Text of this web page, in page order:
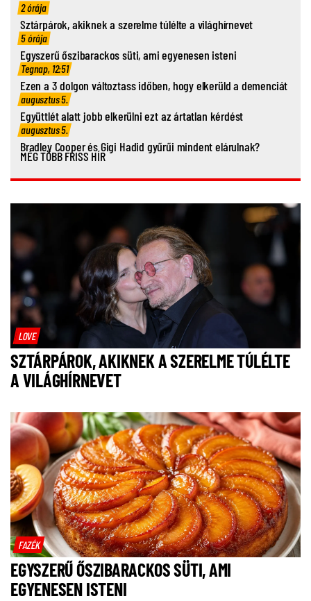
2 órája
Sztárpárok, akiknek a szerelme túlélte a világhírnevet
5 órája
Egyszerű őszibarackos süti, ami egyenesen isteni
Tegnap, 12:51
Ezen a 3 dolgon változtass időben, hogy elkerüld a demenciát
augusztus 5.
Együttlét alatt jobb elkerülni ezt az ártatlan kérdést
augusztus 5.
Bradley Cooper és Gigi Hadid gyűrűi mindent elárulnak?
MÉG TÖBB FRISS HÍR
LOVE
SZTÁRPÁROK, AKIKNEK A SZERELME TÚLÉLTE
A VILÁGHÍRNEVET
FAZÉK
EGYSZERŰ ŐSZIBARACKOS SÜTI, AMI
EGYENESEN ISTENI